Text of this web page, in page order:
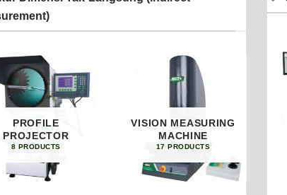
PROFILE
PROJECTOR
8 PRODUCTS
VISION MEASURING
MACHINE
17 PRODUCTS